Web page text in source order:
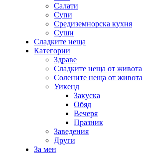
Салати
Супи
Средиземнорска кухня
Суши
Сладките неща
Категории
Здраве
Сладките неща от живота
Солените неща от живота
Уикенд
Закуска
Обяд
Вечеря
Празник
Заведения
Други
За мен